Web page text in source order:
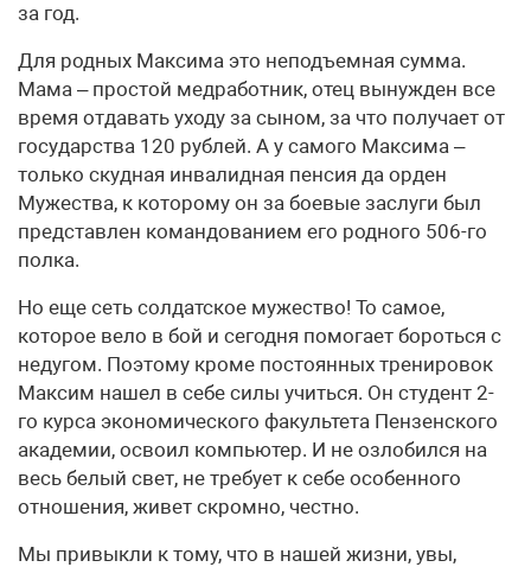
за год.
Для родных Максима это неподъемная сумма.
Мама – простой медработник, отец вынужден все
время отдавать уходу за сыном, за что получает от
государства 120 рублей. А у самого Максима –
только скудная инвалидная пенсия да орден
Мужества, к которому он за боевые заслуги был
представлен командованием его родного 506-го
полка.
Но еще сеть солдатское мужество! То самое,
которое вело в бой и сегодня помогает бороться с
недугом. Поэтому кроме постоянных тренировок
Максим нашел в себе силы учиться. Он студент 2-
го курса экономического факультета Пензенского
академии, освоил компьютер. И не озлобился на
весь белый свет, не требует к себе особенного
отношения, живет скромно, честно.
Мы привыкли к тому, что в нашей жизни, увы,